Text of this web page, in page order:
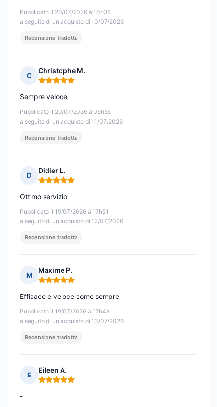
Pubblicato il 20/07/2026 à 10h34
a seguito di un acquisto di 10/07/2026
Recensione tradotta
C
Christophe M.
Nota: 5 su 5
Pubblicato il 20/07/2026 à 05h55
a seguito di un acquisto di 11/07/2026
Sempre veloce
Recensione tradotta
D
Didier L.
Nota: 5 su 5
Pubblicato il 19/07/2026 à 17h51
a seguito di un acquisto di 12/07/2026
Ottimo servizio
Recensione tradotta
M
Maxime P.
Nota: 5 su 5
Pubblicato il 19/07/2026 à 17h49
a seguito di un acquisto di 13/07/2026
Efficace e veloce come sempre
Recensione tradotta
E
Eileen A.
Nota: 5 su 5
-